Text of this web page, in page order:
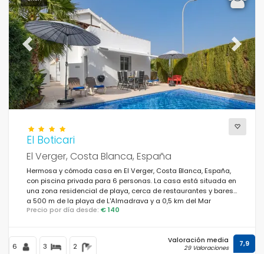
Previous Next
El Boticari
El Verger, Costa Blanca, España
Hermosa y cómoda casa en El Verger, Costa Blanca, España,
con piscina privada para 6 personas. La casa está situada en
una zona residencial de playa, cerca de restaurantes y bares,
a 500 m de la playa de L'Almadrava y a 0,5 km del Mar
Mediterráneo.
Precio por día desde: € 140
6 3 2
Valoración media
29 Valoraciones 7,9